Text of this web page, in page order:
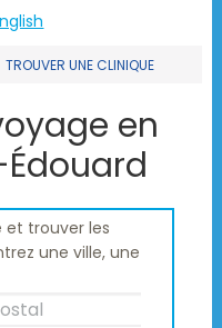
TROUVER UNE CLINIQUE
en
trouver les
une ville, une